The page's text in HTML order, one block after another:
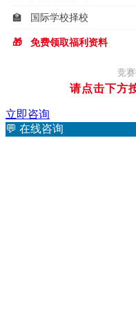
🏫 国际学校择校
🎁 免费领取福利资料
竞
请点击下方
立即咨询
💬 在线咨询